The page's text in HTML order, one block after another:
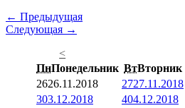
← Предыдущая
Следующая →
<
ПнПонедельник ВтВторник
2626.11.2018 2727.11.2018
303.12.2018 404.12.2018